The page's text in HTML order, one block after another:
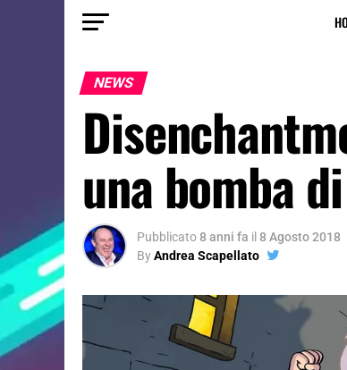
NEWS
una bomba
Pubblicato8 anni fa il 8 Agosto 2018
ByAndrea Scapellato